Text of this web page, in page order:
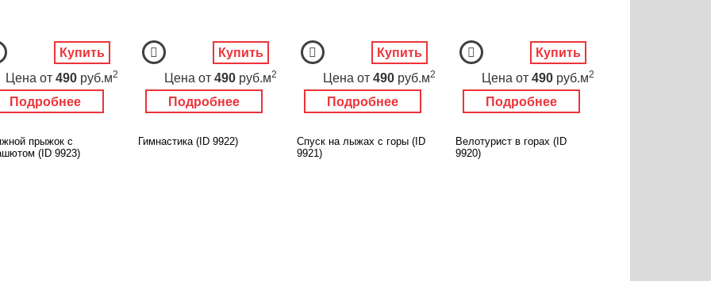
Подробнее
Цена от 490 руб.м2
Купить
Подробнее
Цена от 490 руб.м2
Купить
Подробнее
Цена от 490 руб.м2
Купить
Подробнее
Цена от 490 руб.м2
Купить
прыжок с
(ID 9923)
Гимнастика (ID 9922)
Спуск на лыжах с горы (ID
9921)
Велотурист в горах (ID
9920)